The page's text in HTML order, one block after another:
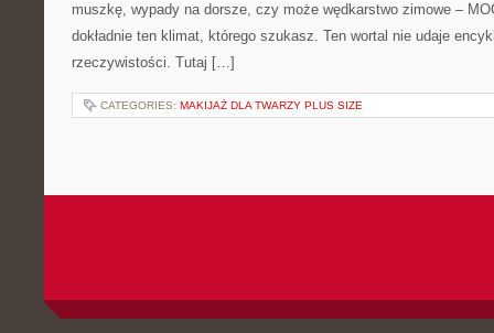
muszkę, wypady na dorsze, czy może wędkarstwo zimowe –
dokładnie ten klimat, którego szukasz. Ten wortal nie udaje
rzeczywistości. Tutaj […]
CATEGORIES: MAKIJAŻ DLA TWARZY PLUS SIZE